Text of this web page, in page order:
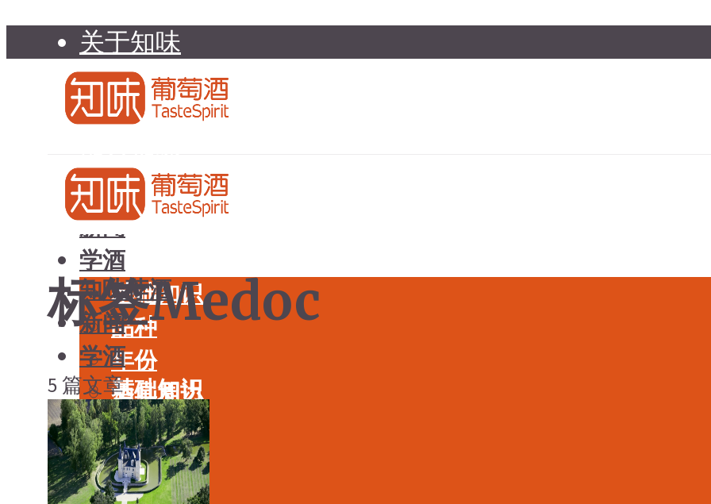
关于知味
知味介绍
知味专家顾问委员会
联系我们
知味荐酒
新闻
学酒
基础知识
品种
年份
酒具周边
投资收藏
留学教育
名庄
知味荐酒
新闻
学酒
基础知识
品种
年份
酒具周边
标签Medoc
5 篇文章